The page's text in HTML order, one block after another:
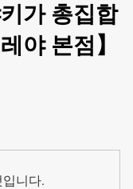
가 총집합
야 본점】
니다.